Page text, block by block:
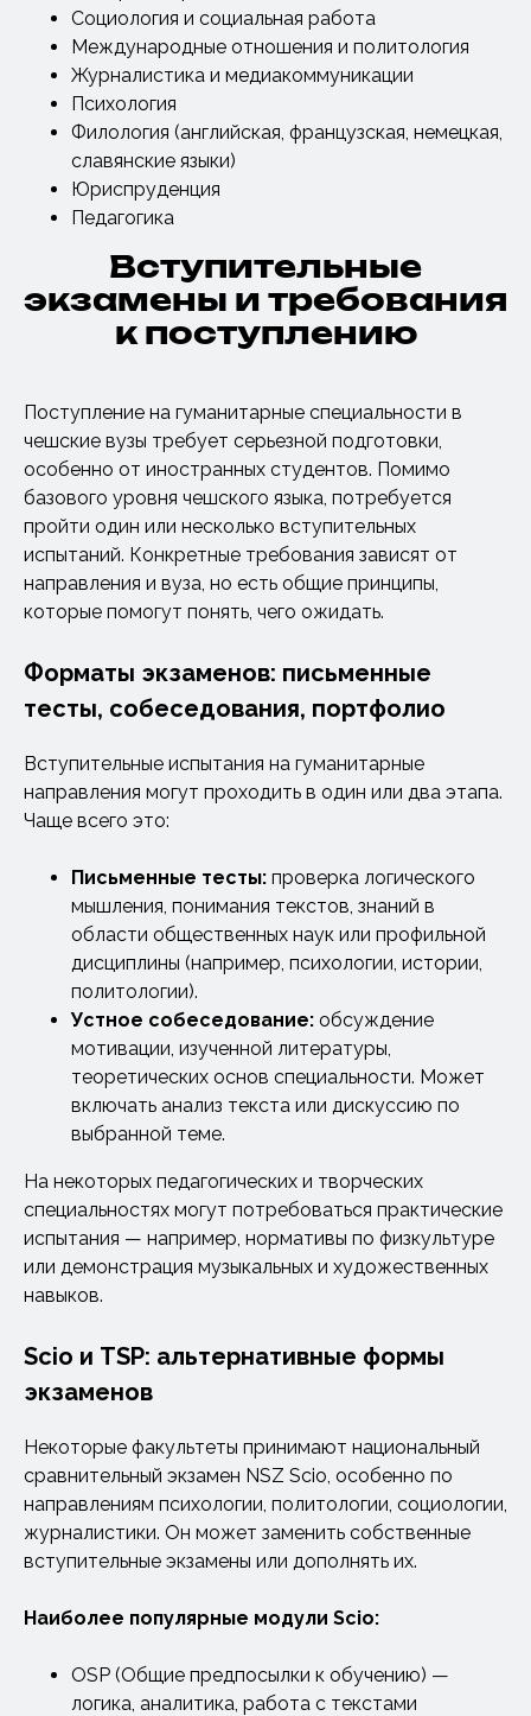
Социология и социальная работа
Международные отношения и политология
Журналистика и медиакоммуникации
Психология
Филология (английская, французская, немецкая,
славянские языки)
Юриспруденция
Педагогика
Вступительные
экзамены и требования
к поступлению
Поступление на гуманитарные специальности в
чешские вузы требует серьезной подготовки,
особенно от иностранных студентов. Помимо
базового уровня чешского языка, потребуется
пройти один или несколько вступительных
испытаний. Конкретные требования зависят от
направления и вуза, но есть общие принципы,
которые помогут понять, чего ожидать.
Форматы экзаменов: письменные
тесты, собеседования, портфолио
Вступительные испытания на гуманитарные
направления могут проходить в один или два этапа.
Чаще всего это:
Письменные тесты: проверка логического
мышления, понимания текстов, знаний в
области общественных наук или профильной
дисциплины (например, психологии, истории,
политологии).
Устное собеседование: обсуждение
мотивации, изученной литературы,
теоретических основ специальности. Может
включать анализ текста или дискуссию по
выбранной теме.
На некоторых педагогических и творческих
специальностях могут потребоваться практические
испытания — например, нормативы по физкультуре
или демонстрация музыкальных и художественных
навыков.
Scio и TSP: альтернативные формы
экзаменов
Некоторые факультеты принимают национальный
сравнительный экзамен NSZ Scio, особенно по
направлениям психологии, политологии, социологии,
журналистики. Он может заменить собственные
вступительные экзамены или дополнять их.
Наиболее популярные модули Scio:
OSP (Общие предпосылки к обучению) —
логика, аналитика, работа с текстами